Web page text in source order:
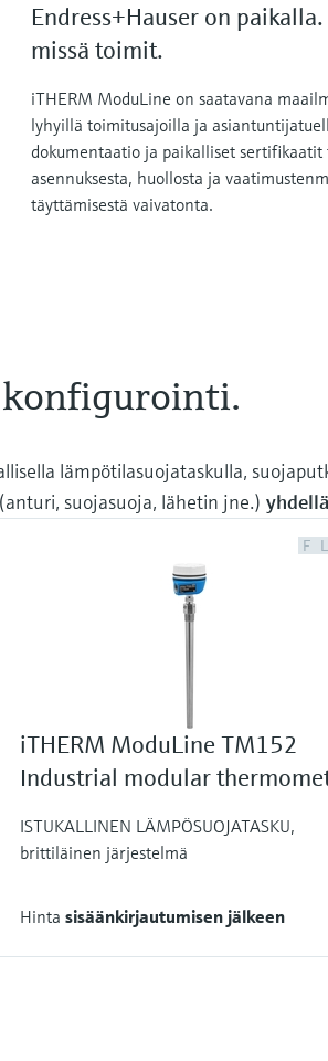
Endress+Hauser on
missä toimit.
iTHERM ModuLine on saatavana
lyhyillä toimitusajoilla ja
dokumentaatio ja paikalliset sertifikaatit
asennuksesta, huollosta ja
täyttämisestä vaivatonta.
lämpötilasuojataskulla,
suojasuoja, lähetin jne.)
F L
iTHERM ModuLine TM152
Industrial modular
ISTUKALLINEN LÄMPÖSUOJATASKU,
brittiläinen järjestelmä
Hintasisäänkirjautumisen jälkeen